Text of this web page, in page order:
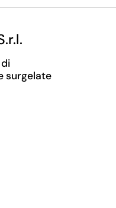
surgelate